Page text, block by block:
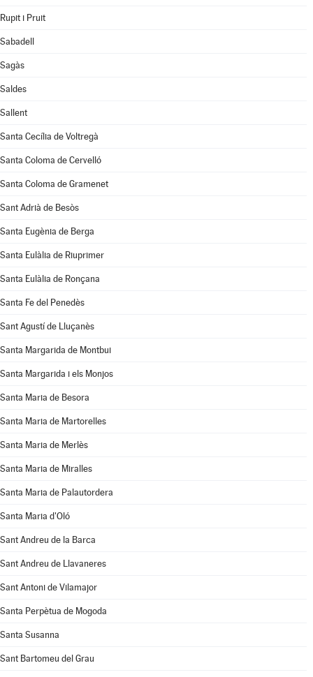
Rupit i Pruit
Sabadell
Sagàs
Saldes
Sallent
Santa Cecília de Voltregà
Santa Coloma de Cervelló
Santa Coloma de Gramenet
Sant Adrià de Besòs
Santa Eugènia de Berga
Santa Eulàlia de Riuprimer
Santa Eulàlia de Ronçana
Santa Fe del Penedès
Sant Agustí de Lluçanès
Santa Margarida de Montbui
Santa Margarida i els Monjos
Santa Maria de Besora
Santa Maria de Martorelles
Santa Maria de Merlès
Santa Maria de Miralles
Santa Maria de Palautordera
Santa Maria d'Oló
Sant Andreu de la Barca
Sant Andreu de Llavaneres
Sant Antoni de Vilamajor
Santa Perpètua de Mogoda
Santa Susanna
Sant Bartomeu del Grau